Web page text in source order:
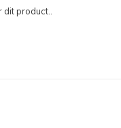
product..